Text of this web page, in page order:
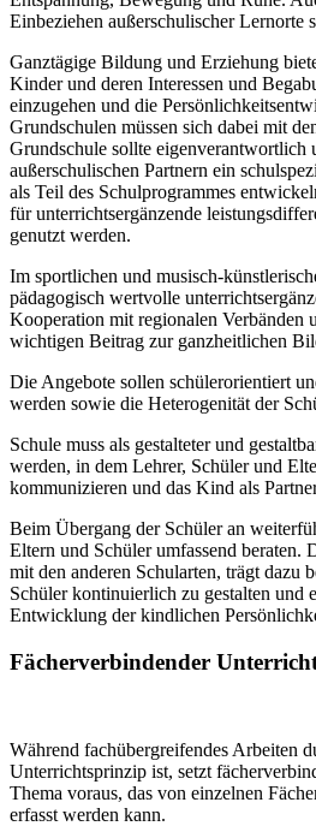
Einbeziehen außerschulischer Lernorte
Ganztägige Bildung und Erziehung
Kinder und deren Interessen und
einzugehen und die
Grundschulen müssen sich dabei mit
Grundschule sollte eigenverantwortlich
außerschulischen Partnern ein
als Teil des Schulprogrammes
für unterrichtsergänzende
genutzt werden.
Im sportlichen und musisch-
pädagogisch wertvolle
Kooperation mit regionalen Verbänden
wichtigen Beitrag zur ganzheitlichen
Die Angebote sollen schülerorientiert
werden sowie die Heterogenität der
Schule muss als gestalteter und
werden, in dem Lehrer, Schüler und
kommunizieren und das Kind als
Beim Übergang der Schüler an
Eltern und Schüler umfassend beraten.
mit den anderen Schularten, trägt dazu
Schüler kontinuierlich zu gestalten und
Entwicklung der kindlichen
Fächerverbindender
Während fachübergreifendes Arbeiten
Unterrichtsprinzip ist, setzt
Thema voraus, das von einzelnen
erfasst werden kann.